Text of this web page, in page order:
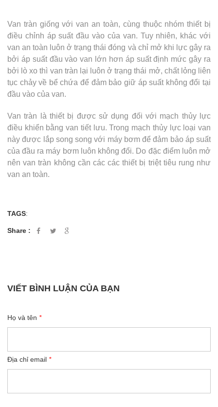
Van tràn giống với van an toàn, cùng thuộc nhóm thiết bị
điều chỉnh áp suất đầu vào của van. Tuy nhiên, khác với
van an toàn luôn ở trạng thái đóng và chỉ mở khi lực gây ra
bởi áp suất đầu vào van lớn hơn áp suất định mức gây ra
bởi lò xo thì van tràn lại luôn ở trạng thái mở, chất lỏng liên
tục chảy về bể chứa để đảm bảo giữ áp suất không đổi tại
đầu vào của van.
Van tràn là thiết bị được sử dụng đối với mạch thủy lực
điều khiển bằng van tiết lưu. Trong mạch thủy lực loại van
này được lắp song song với máy bơm để đảm bảo áp suất
của đầu ra máy bơm luôn không đổi. Do đặc điểm luôn mở
nên van tràn không cần các các thiết bị triệt tiêu rung như
van an toàn.
TAGS:
Share :
VIẾT BÌNH LUẬN CỦA BẠN
Họ và tên *
Địa chỉ email *